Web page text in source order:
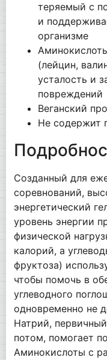
теряемый с
и
организме
(лейцин,
усталость и
повреждений
Веганский
Не содержит
Созданный для
соревнований,
энергетический
уровень энергии
физической
калорий, а
фруктоза)
чтобы помочь в
углеводного
одновременно не
Натрий,
потом, помогает
Аминокислоты с